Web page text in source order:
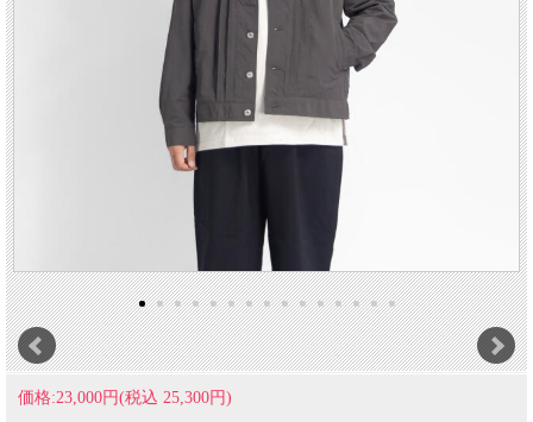
価格:23,000円(税込 25,300円)